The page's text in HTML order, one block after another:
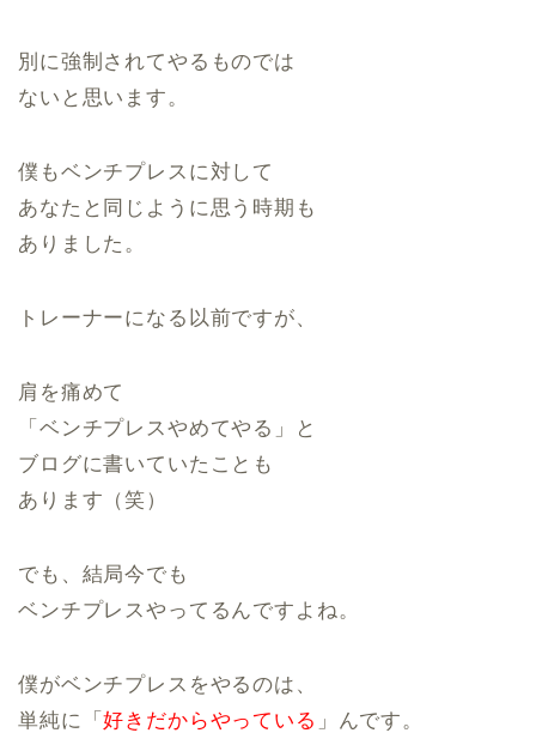
別に強制されてやるものでは
ないと思います。
僕もベンチプレスに対して
あなたと同じように思う時期も
ありました。
トレーナーになる以前ですが、
肩を痛めて
「ベンチプレスやめてやる」と
ブログに書いていたことも
あります（笑）
でも、結局今でも
ベンチプレスやってるんですよね。
僕がベンチプレスをやるのは、
単純に「好きだからやっている 」んです。